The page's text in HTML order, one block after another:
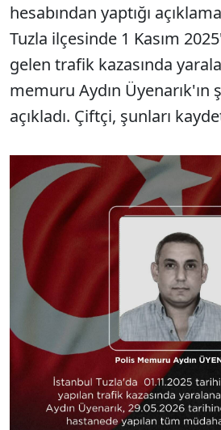
hesabından yaptığı
Tuzla ilçesinde 1 Kasım
gelen trafik kazasında
memuru Aydın
açıkladı. Çiftçi, şunları